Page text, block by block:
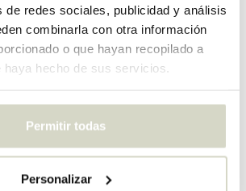
de redes sociales, publicidad y análisis
combinarla con otra información
o que hayan recopilado a
hecho de sus servicios.
Permitir todas
Personalizar
Bloomingville
Mesa auxiliar Livi
€379,00